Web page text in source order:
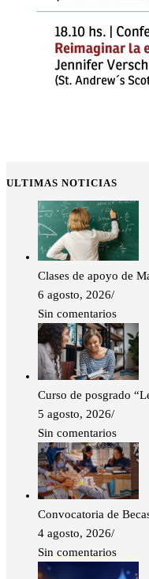
ULTIMAS NOTICIAS
Clases de apoyo de
6 agosto, 2026/
Sin comentarios
Curso de posgrado
5 agosto, 2026/
Sin comentarios
Convocatoria de
4 agosto, 2026/
Sin comentarios